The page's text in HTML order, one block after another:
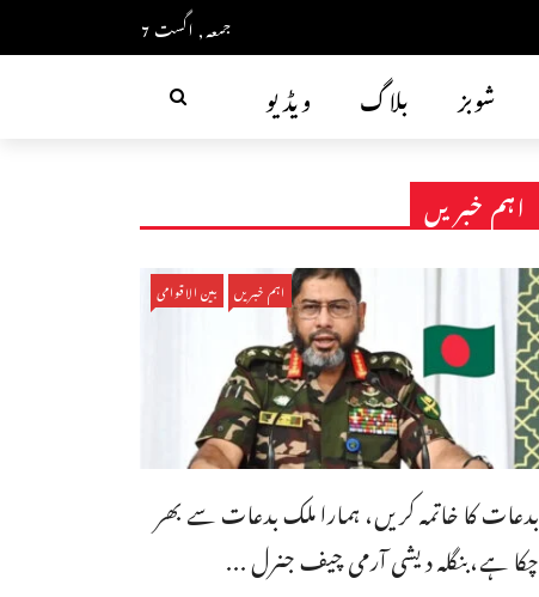
جمعہ, اگست 7
ویڈیو بلاگ شوبز
اہم خبریں
اہم خبریں بین الاقوامی
بدعات کا خاتمہ کریں، ہمارا ملک بدعات سے بھر
چکا ہے،بنگله دیشی آرمی چیف جنرل ...